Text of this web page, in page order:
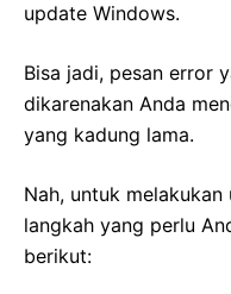
update Windows.
Bisa jadi, pesan error
dikarenakan Anda
yang kadung lama.
Nah, untuk
langkah yang perlu
berikut: